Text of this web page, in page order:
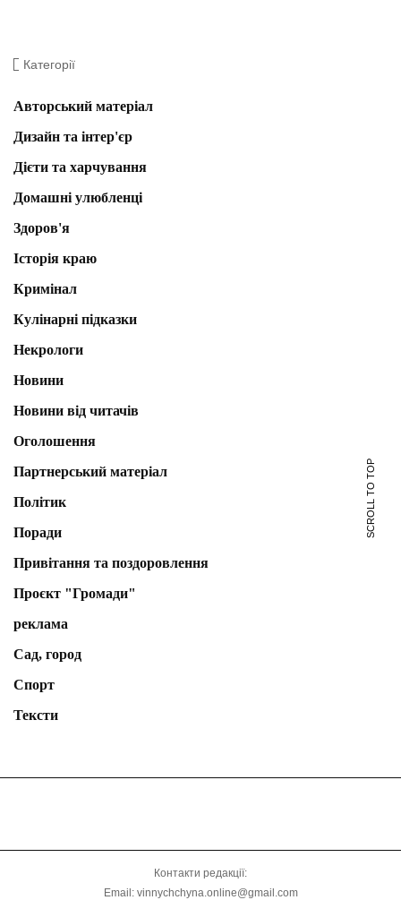
Категорії
Авторський матеріал
Дизайн та інтер'єр
Дієти та харчування
Домашні улюбленці
Здоров'я
Історія краю
Кримінал
Кулінарні підказки
Некрологи
Новини
Новини від читачів
Оголошення
Партнерський матеріал
Політик
Поради
Привітання та поздоровлення
Проєкт "Громади"
реклама
Сад, город
Спорт
Тексти
SCROLL TO TOP
Контакти редакції:
Email: vinnychchyna.online@gmail.com